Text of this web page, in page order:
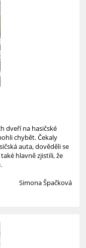
dveří na hasičské
chybět. Čekaly
auta, dověděli se
hlavně zjistili, že
Simona Špačková